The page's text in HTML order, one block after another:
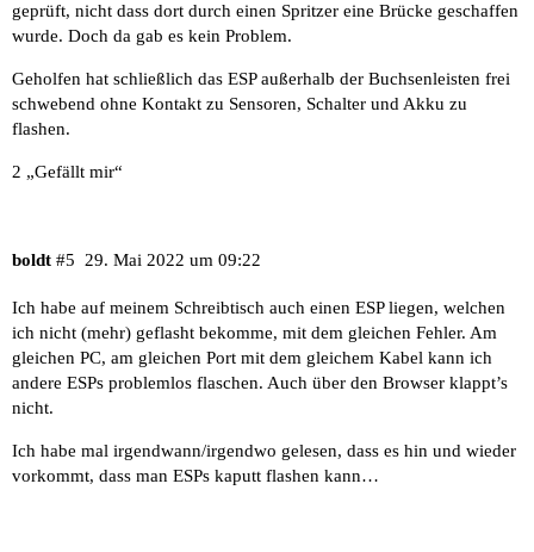
geprüft, nicht dass dort durch einen Spritzer eine Brücke geschaffen
wurde. Doch da gab es kein Problem.
Geholfen hat schließlich das ESP außerhalb der Buchsenleisten frei
schwebend ohne Kontakt zu Sensoren, Schalter und Akku zu
flashen.
2 „Gefällt mir“
boldt 29. Mai 2022 um 09:22
#5
Ich habe auf meinem Schreibtisch auch einen ESP liegen, welchen
ich nicht (mehr) geflasht bekomme, mit dem gleichen Fehler. Am
gleichen PC, am gleichen Port mit dem gleichem Kabel kann ich
andere ESPs problemlos flaschen. Auch über den Browser klappt’s
nicht.
Ich habe mal irgendwann/irgendwo gelesen, dass es hin und wieder
vorkommt, dass man ESPs kaputt flashen kann…